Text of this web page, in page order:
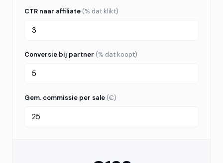
CTR naar affiliate (% dat klikt)
Conversie bij partner (% dat koopt)
Gem. commissie per sale (€)